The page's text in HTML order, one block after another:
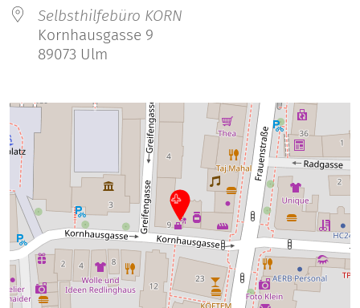
Selbsthilfebüro KORN
Kornhausgasse 9
89073 Ulm